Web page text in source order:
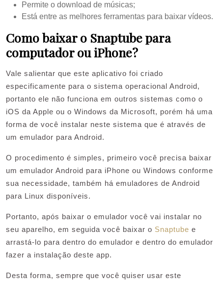
Permite o download de músicas;
Está entre as melhores ferramentas para baixar vídeos.
Como baixar o Snaptube para
computador ou iPhone?
Vale salientar que este aplicativo foi criado
especificamente para o sistema operacional Android,
portanto ele não funciona em outros sistemas como o
iOS da Apple ou o Windows da Microsoft, porém há uma
forma de você instalar neste sistema que é através de
um emulador para Android.
O procedimento é simples, primeiro você precisa baixar
um emulador Android para iPhone ou Windows conforme
sua necessidade, também há emuladores de Android
para Linux disponíveis.
Portanto, após baixar o emulador você vai instalar no
seu aparelho, em seguida você baixar o Snaptube e
arrastá-lo para dentro do emulador e dentro do emulador
fazer a instalação deste app.
Desta forma, sempre que você quiser usar este